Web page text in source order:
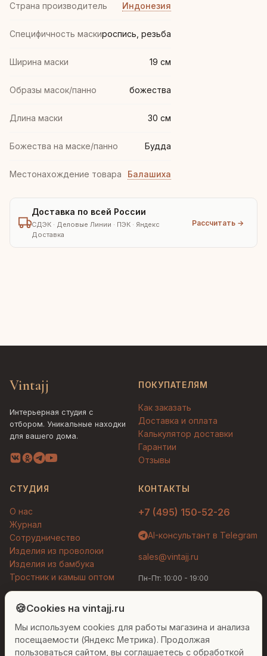
Страна производитель Индонезия
Специфичность маскироспись, резьба
Ширина маски 19 см
Образы масок/панно божества
Длина маски 30 см
Божества на маске/панно Будда
Местонахождение товара Балашиха
Доставка по всей России
СДЭК · Деловые Линии · ПЭК · Яндекс
Доставка
Рассчитать →
Vintajj
Интерьерная студия с
отбором. Уникальные находки
для вашего дома.
ПОКУПАТЕЛЯМ
Как заказать
Доставка и оплата
Калькулятор доставки
Гарантии
Отзывы
СТУДИЯ
О нас
Журнал
Сотрудничество
Изделия из проволоки
Изделия из бамбука
Тростник и камыш оптом
КОНТАКТЫ
+7 (495) 150-52-26
AI-консультант в Telegram
sales@vintajj.ru
Пн-Пт: 10:00 - 19:00
© 2026 Vintajj. Все права защищены.
Договор оферты
Политика конфиденциальности
Согласие на обработку ПДн
Настройки cookies
🍪Cookies на vintajj.ru
Мы используем cookies для работы магазина и анализа
посещаемости (Яндекс Метрика). Продолжая
пользоваться сайтом, вы соглашаетесь с обработкой
Людмила
Привет! Я Людмила, ваш персональный
консультант по декору. Чем могу помочь?